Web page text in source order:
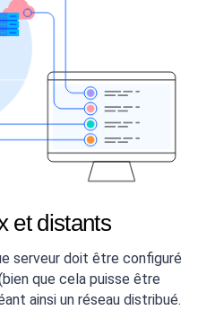
et distants
serveur doit être configuré
que cela puisse être
ainsi un réseau distribué.